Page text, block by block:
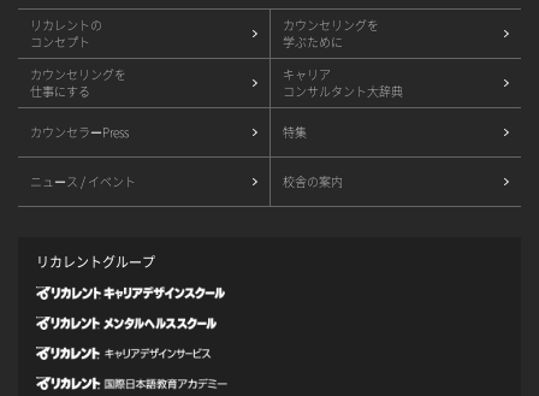
リカレントの
コンセプト
カウンセリングを
学ぶために
カウンセリングを
仕事にする
キャリア
コンサルタント大辞典
カウンセラーPress 特集
ニュース / イベント 校舎の案内
リカレントグループ